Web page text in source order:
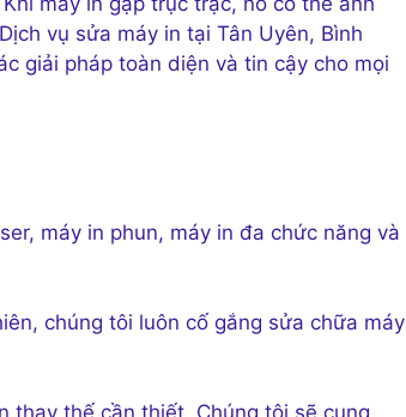
vụ sửa máy in tại Tân Uyên, Bình
giải pháp toàn diện và tin cậy cho mọi
máy in phun, máy in đa chức năng và
chúng tôi luôn cố gắng sửa chữa máy